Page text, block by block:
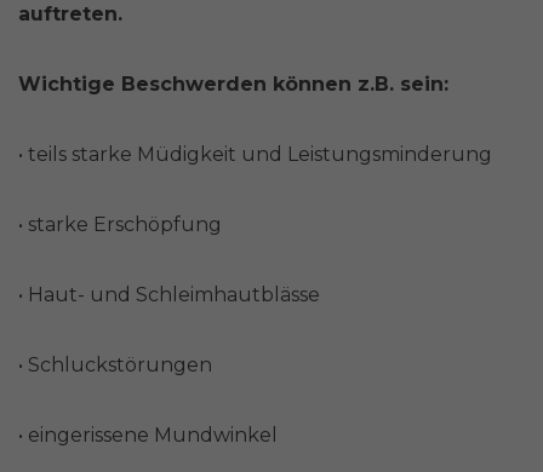
auftreten.
Wichtige Beschwerden können z.B. sein:
• teils starke Müdigkeit und Leistungsminderung
• starke Erschöpfung
• Haut- und Schleimhautblässe
• Schluckstörungen
• eingerissene Mundwinkel